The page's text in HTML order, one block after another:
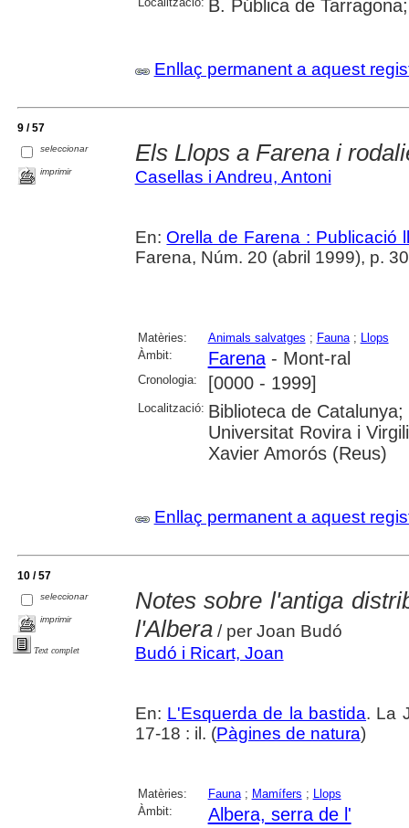
B. Pública de
Enllaç permanent a aquest
9 / 57
seleccionar
imprimir
Els Llops a Farena i
Casellas i Andreu, Antoni
En: Orella de Farena : Publicació
Farena, Núm. 20 (abril 1999), p.
Matèries: Animals salvatges ; Fauna;
Llops
Àmbit:
Farena- Mont-ral
Cronologia: [0000 - 1999]
Localització: Biblioteca de
Universitat Rovira i
Xavier Amorós (Reus)
Enllaç permanent a aquest
10 / 57
seleccionar
imprimir
Text complet
Notes sobre l'antiga
l'Albera/ per Joan Budó
Budó i Ricart, Joan
En: L'Esquerda de la bastida. La
17-18 : il. (Pàgines de natura)
Matèries: Fauna; Mamífers ; Llops
Àmbit:
Albera, serra de l'